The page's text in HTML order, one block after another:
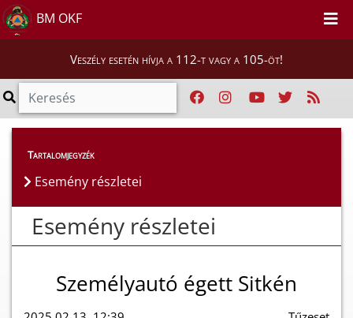
BM OKF
Veszély esetén hívja a 112-t vagy a 105-öt!
Esemény részletei
Tartalomjegyzék
Esemény részletei
Esemény részletei
Személyautó égett Sitkén